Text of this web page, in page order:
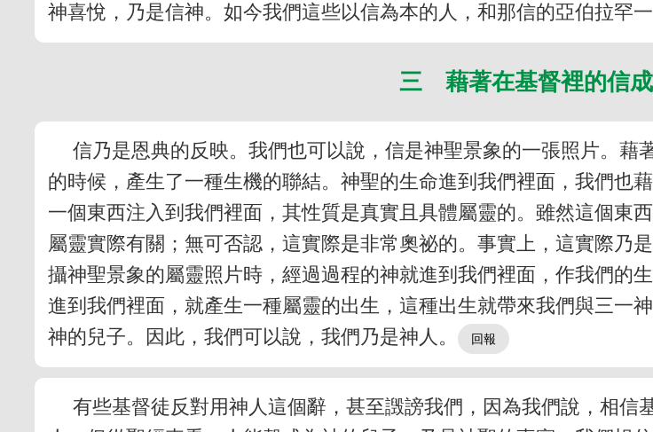
神喜悅，乃是信神。如今我們這些以信為本的人，和那信的亞伯拉罕一
三 藉著在基督裡的信
信乃是恩典的反映。我們也可以說，信是神聖景象的一張照片。
的時候，產生了一種生機的聯結。神聖的生命進到我們裡面，我們也
一個東西注入到我們裡面，其性質是真實且具體屬靈的。雖然這個東
屬靈實際有關；無可否認，這實際是非常奧祕的。事實上，這實際乃
攝神聖景象的屬靈照片時，經過過程的神就進到我們裡面，作我們的
進到我們裡面，就產生一種屬靈的出生，這種出生就帶來我們與三一
神的兒子。因此，我們可以說，我們乃是神人。
有些基督徒反對用神人這個辭，甚至譭謗我們，因為我們說，相